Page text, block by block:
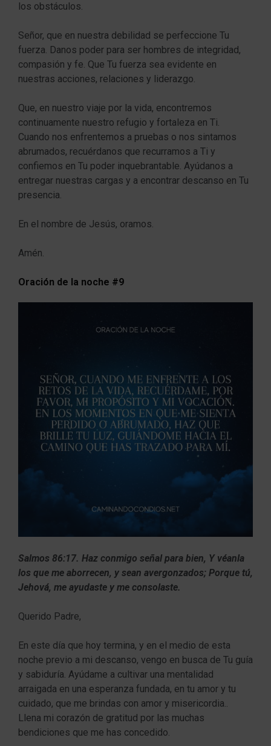
los obstáculos.
Señor, que en nuestra debilidad se perfeccione Tu
fuerza. Danos poder para ser hombres de integridad,
compasión y fe. Que Tu fuerza sea evidente en
nuestras acciones, relaciones y liderazgo.
Que, en nuestro viaje por la vida, encontremos
continuamente nuestro refugio y fortaleza en Ti.
Cuando nos enfrentemos a pruebas o nos sintamos
abrumados, recuérdanos que recurramos a Ti y
confiemos en Tu poder inquebrantable. Ayúdanos a
entregar nuestras cargas y a encontrar descanso en Tu
presencia.
En el nombre de Jesús, oramos.
Amén.
Oración de la noche #9
Salmos 86:17. Haz conmigo señal para bien, Y véanla
los que me aborrecen, y sean avergonzados; Porque tú,
Jehová, me ayudaste y me consolaste.
Querido Padre,
En este día que hoy termina, y en el medio de esta
noche previo a mi descanso, vengo en busca de Tu guía
y sabiduría. Ayúdame a cultivar una mentalidad
arraigada en una esperanza fundada, en tu amor y tu
cuidado, que me brindas con amor y misericordia..
Llena mi corazón de gratitud por las muchas
bendiciones que me has concedido.